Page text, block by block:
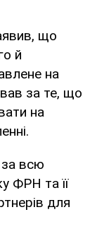
що
й
на
за те, що
на
всю
ФРН та її
для